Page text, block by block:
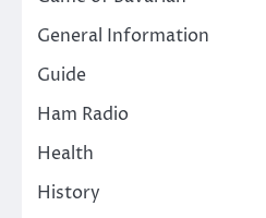
General Information
Guide
Ham Radio
Health
History